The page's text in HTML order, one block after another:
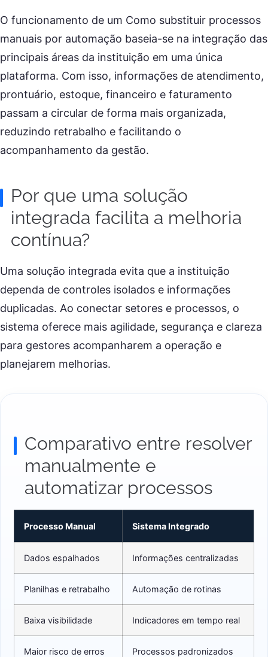
O funcionamento de um Como substituir processos
manuais por automação baseia-se na integração das
principais áreas da instituição em uma única
plataforma. Com isso, informações de atendimento,
prontuário, estoque, financeiro e faturamento
passam a circular de forma mais organizada,
reduzindo retrabalho e facilitando o
acompanhamento da gestão.
Por que uma solução
integrada facilita a melhoria
contínua?
Uma solução integrada evita que a instituição
dependa de controles isolados e informações
duplicadas. Ao conectar setores e processos, o
sistema oferece mais agilidade, segurança e clareza
para gestores acompanharem a operação e
planejarem melhorias.
Comparativo entre resolver
manualmente e
automatizar processos
Processo Manual Sistema Integrado
Dados espalhados Informações centralizadas
Planilhas e retrabalho Automação de rotinas
Baixa visibilidade Indicadores em tempo real
Maior risco de erros Processos padronizados